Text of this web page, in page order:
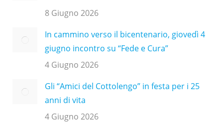
8 Giugno 2026
In cammino verso il bicentenario, giovedì 4
giugno incontro su “Fede e Cura”
4 Giugno 2026
Gli “Amici del Cottolengo” in festa per i 25
anni di vita
4 Giugno 2026